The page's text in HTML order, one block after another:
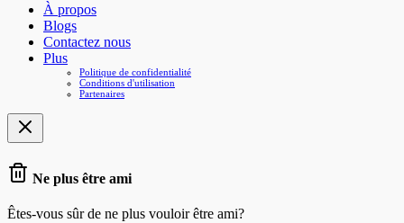
À propos
Blogs
Contactez nous
Plus
Politique de confidentialité
Conditions d'utilisation
Partenaires
Ne plus être ami
Êtes-vous sûr de ne plus vouloir être ami?